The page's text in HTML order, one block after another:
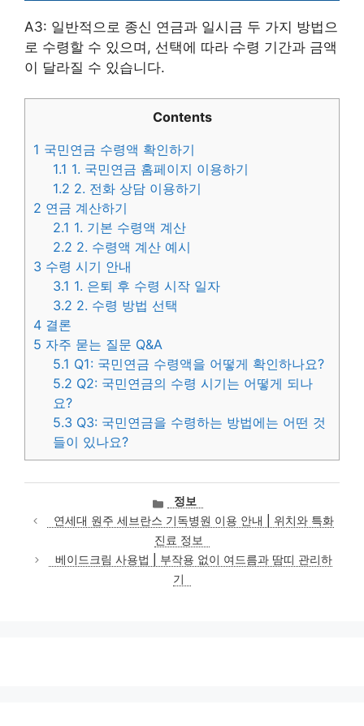
A3: 일반적으로 종신 연금과 일시금 두 가지 방법으
로 수령할 수 있으며, 선택에 따라 수령 기간과 금액
이 달라질 수 있습니다.
Contents
1 국민연금 수령액 확인하기
1.1 1. 국민연금 홈페이지 이용하기
1.2 2. 전화 상담 이용하기
2 연금 계산하기
2.1 1. 기본 수령액 계산
2.2 2. 수령액 계산 예시
3 수령 시기 안내
3.1 1. 은퇴 후 수령 시작 일자
3.2 2. 수령 방법 선택
4 결론
5 자주 묻는 질문 Q&A
5.1 Q1: 국민연금 수령액을 어떻게 확인하나요?
5.2 Q2: 국민연금의 수령 시기는 어떻게 되나
요?
5.3 Q3: 국민연금을 수령하는 방법에는 어떤 것
들이 있나요?
카
테
고
리
정보
연세대 원주 세브란스 기독병원 이용 안내 | 위치와 특화
진료 정보
베이드크림 사용법 | 부작용 없이 여드름과 땀띠 관리하
기